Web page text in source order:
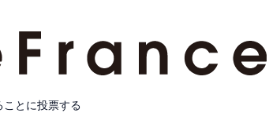
とに投票する